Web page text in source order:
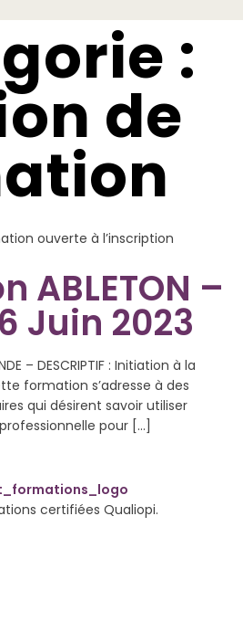
:
de
ouverte à l’inscription
ABLETON –
Juin 2023
– DESCRIPTIF : Initiation à la
formation s’adresse à des
qui désirent savoir utiliser
pour […]
certifiées Qualiopi.